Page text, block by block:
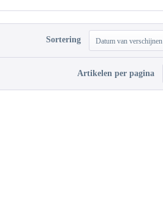
Sortering Datum van verschijnen
Artikelen per pagina